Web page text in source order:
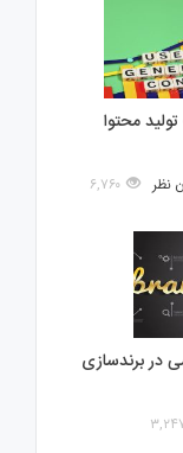
محتوا
نظر ۶,۷۶۰
در برندسازی